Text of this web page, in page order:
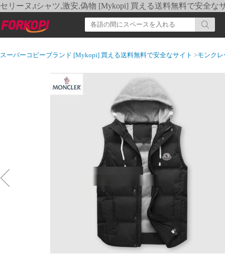
セリーヌ,tシャツ,激安,偽物 [Mykopi] 買える送料無料で安全な
スーパーコピーブランド [Mykopi] 買える送料無料で安全なサイト >モンク